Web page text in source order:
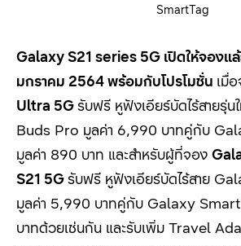
SmartTag
Galaxy S21 series 5G เปิดให้จอง
มกราคม 2564พร้อมกับโปรโมชั่น เมื่
Ultra 5Gรับฟรี หูฟังเอียร์บัดไร้สายรุ่
Buds Pro มูลค่า 6,990 บาทคู่กับ
มูลค่า 890 บาท และสำหรับผู้ที่จอง
S21 5Gรับฟรี หูฟังเอียร์บัดไร้สาย
มูลค่า 5,990 บาทคู่กับ Galaxy
บาทด้วยเช่นกัน และรับเพิ่ม Travel